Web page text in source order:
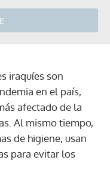
iraquíes son
en el país,
afectado de la
Al mismo tiempo,
de higiene, usan
para evitar los